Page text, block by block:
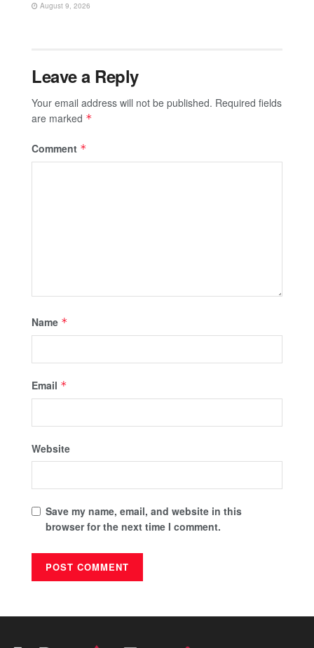
August 9, 2026
Leave a Reply
Your email address will not be published. Required fields
are marked *
Comment *
Name *
Email *
Website
Save my name, email, and website in this
browser for the next time I comment.